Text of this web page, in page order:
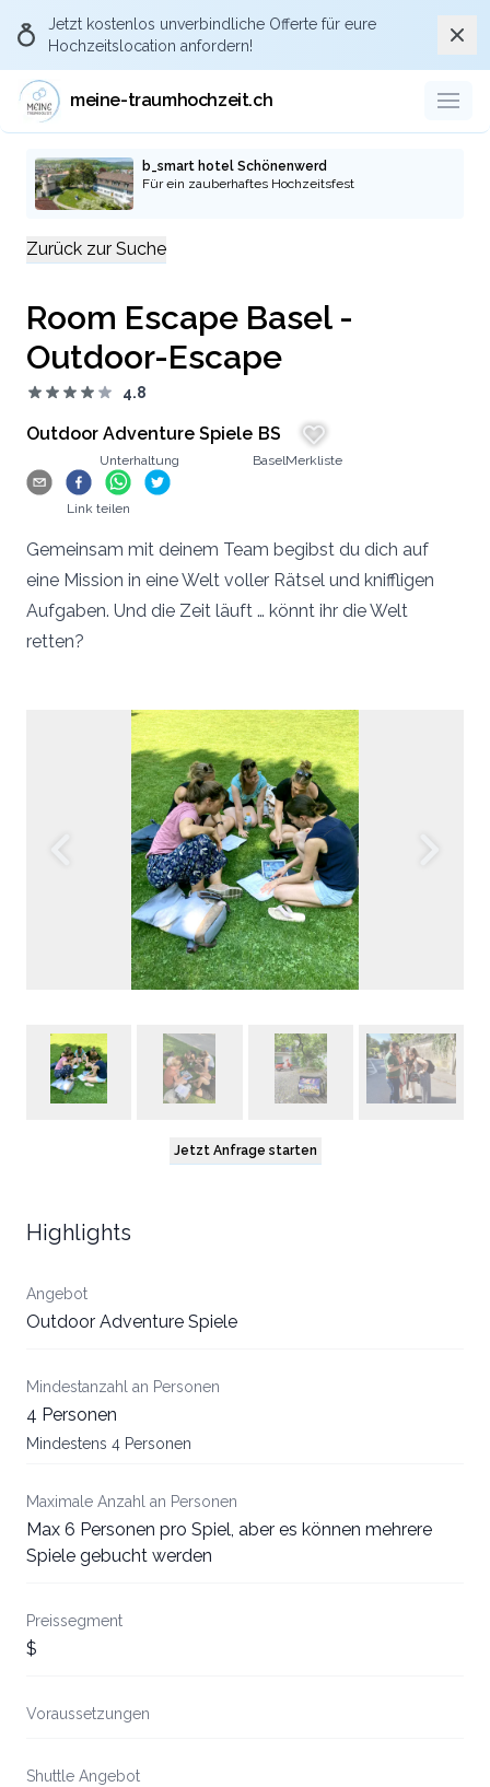
Jetzt kostenlos unverbindliche Offerte für eure
Hochzeitslocation anfordern!
meine-traumhochzeit.ch
b_smart hotel Schönenwerd
Für ein zauberhaftes Hochzeitsfest
Zurück zur Suche
Room Escape Basel -
Outdoor-Escape
4.8
Outdoor Adventure Spiele
Unterhaltung
BS
BaselMerkliste
Link teilen
Gemeinsam mit deinem Team begibst du dich auf
eine Mission in eine Welt voller Rätsel und kniffligen
Aufgaben. Und die Zeit läuft … könnt ihr die Welt
retten?
Jetzt Anfrage starten
Highlights
Angebot
Outdoor Adventure Spiele
Mindestanzahl an Personen
4 Personen
Mindestens 4 Personen
Maximale Anzahl an Personen
Max 6 Personen pro Spiel, aber es können mehrere
Spiele gebucht werden
Preissegment
$
Voraussetzungen
Shuttle Angebot
Über Meine-
traumhochzeit.ch die
passende Hochzeitslocation
anfragen
Durch eure Anfragen über die Plattform
meine-traumhochzeit und die pro-aktive
Kommunikation gegenüber den
ihr via der Plattform meine-traumhochzeit.ch
auf die Location oder Dienstleister
aufmerksam geworden seid, stellt ihr sicher,
dass auch künftige Brautpaare die Plattform
kostenlos nutzen können.
Zu den Hochzeitslocations
sichergestellt, dass die Dienstleistung kontinuierlich
ausgebaut werden kann und für alle Brautpaare kostenlos
bleibt.